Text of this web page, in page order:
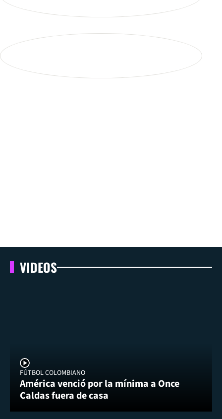
VIDEOS
FÚTBOL COLOMBIANO
América venció por la mínima a Once
Caldas fuera de casa